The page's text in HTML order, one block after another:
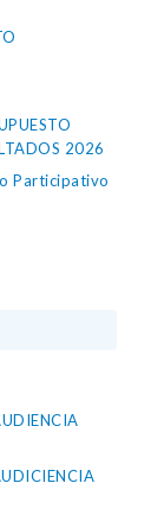
2026
Participativo